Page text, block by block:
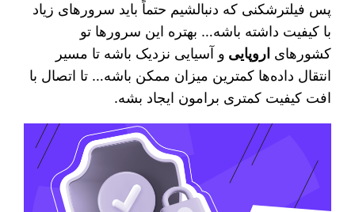
پس فیلترشکنی که دنبالشیم حتماً باید سرورهای زیاد
با کیفیت داشته باشه… بهتره این سرورها تو
کشورهای اروپایی و آسیایی نزدیک باشه تا مسیر
انتقال داده‌ها کمترین میزان ممکن باشه… تا اتصال با
افت کیفیت کمتری برامون ایجاد بشه.